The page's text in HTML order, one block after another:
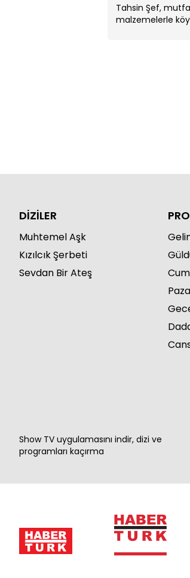
Tahsin Şef,
malzemelerle köy
DİZİLER
Muhtemel Aşk
Kızılcık Şerbeti
Sevdan Bir Ateş
Show TV uygulamasını indir, dizi ve
programları kaçırma